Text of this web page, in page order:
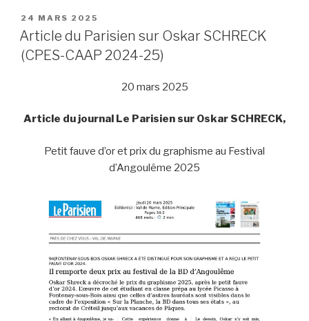
PUBLIÉ
LE
24 MARS 2025
Article du Parisien sur Oskar SCHRECK
(CPES-CAAP 2024-25)
20 mars 2025
Article du journal Le Parisien sur Oskar SCHRECK,
Petit fauve d’or et prix du graphisme au Festival
d’Angoulême 2025